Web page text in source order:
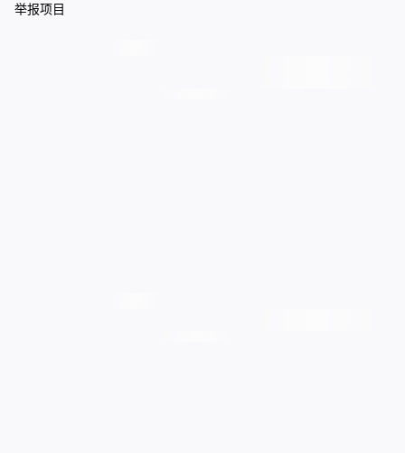
举报项目